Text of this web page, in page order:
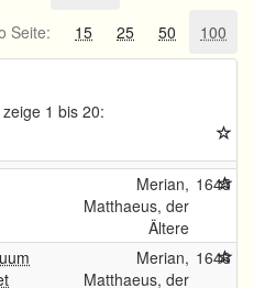
Seite:
15 25 50 100
1 bis 20:
Merian,
Matthaeus, der
Ältere
1645
Merian,
Matthaeus, der
1646